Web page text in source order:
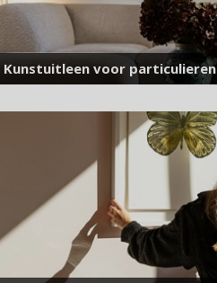
Kunstuitleen voor particulieren